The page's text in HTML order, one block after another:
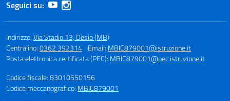
Seguici su:
Indirizzo:Via Stadio 13, Desio (MB)
Centralino:0362 392314 Email: MBIC879001@istruzione.it
Posta elettronica certificata (PEC): MBIC879001@pec.istruzione.it
Codice fiscale: 83010550156
Codice meccanografico: MBIC879001